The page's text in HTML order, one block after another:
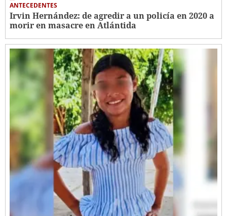
ANTECEDENTES
Irvin Hernández: de agredir a un policía en 2020 a
morir en masacre en Atlántida